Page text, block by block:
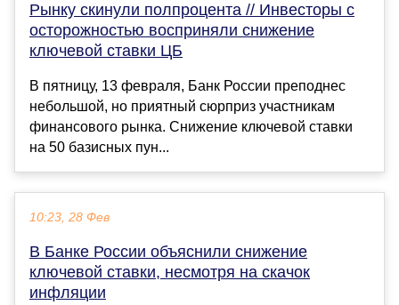
Рынку скинули полпроцента // Инвесторы с
осторожностью восприняли снижение
ключевой ставки ЦБ
В пятницу, 13 февраля, Банк России преподнес
небольшой, но приятный сюрприз участникам
финансового рынка. Снижение ключевой ставки
на 50 базисных пун...
10:23, 28 Фев
В Банке России объяснили снижение
ключевой ставки, несмотря на скачок
инфляции